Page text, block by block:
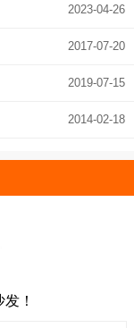
2023-04-26
2017-07-20
2019-07-15
2014-02-18
！